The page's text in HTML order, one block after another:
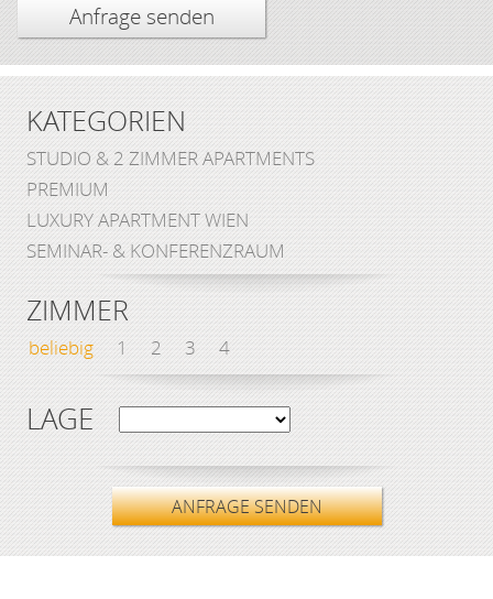
KATEGORIEN
STUDIO & 2 ZIMMER APARTMENTS
PREMIUM
LUXURY APARTMENT WIEN
SEMINAR- & KONFERENZRAUM
ZIMMER
beliebig 1 2 3 4
LAGE
ANFRAGE SENDEN